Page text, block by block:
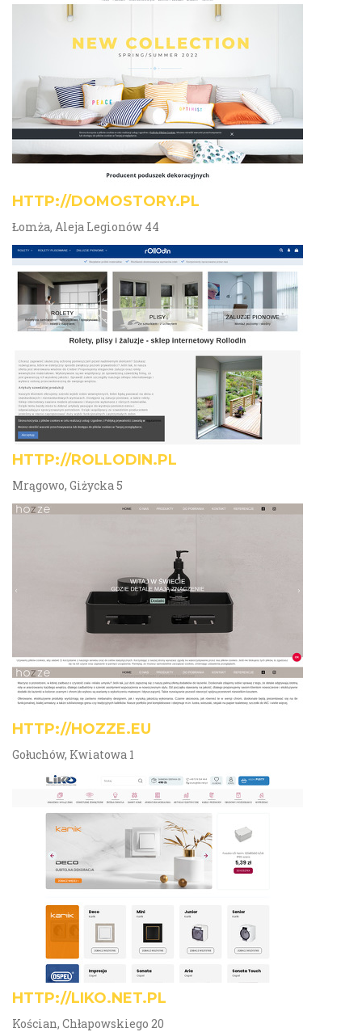
HTTP://DOMOSTORY.PL
Łomża, Aleja Legionów 44
HTTP://ROLLODIN.PL
Mrągowo, Giżycka 5
HTTP://HOZZE.EU
Gołuchów, Kwiatowa 1
HTTP://LIKO.NET.PL
Kościan, Chłapowskiego 20